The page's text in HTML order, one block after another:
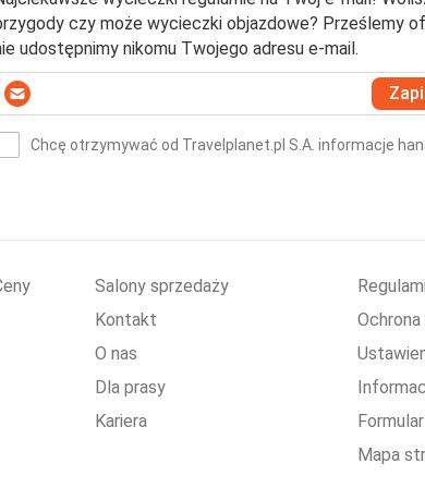
czy może wycieczki objazdowe? Prześlemy
udostępnimy nikomu Twojego adresu e-mail.
Chcę otrzymywać od Travelplanet.pl S.A. informacje
Salony sprzedaży
Kontakt
O nas
Dla prasy
Kariera
Mapa